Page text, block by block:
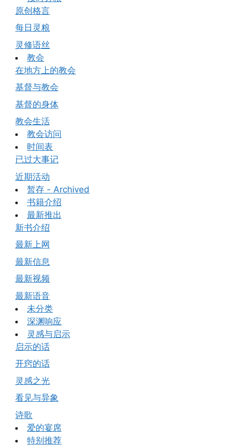
原创格言
每日灵粮
灵修语丝
教会
在地方上的教会
基督与教会
基督的身体
教会生活
教会访问
时间表
已过大事记
近期活动
暂存 - Archived
书籍介绍
最新推出
新书介绍
最新上网
最新信息
最新视频
最新语音
未分类
深渊响应
灵感与启示
启示的话
开窍的话
灵感之光
看见与异象
诗歌
爱的宴席
特别推荐